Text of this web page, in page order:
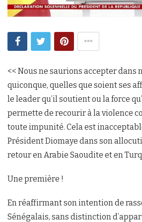
<< Nous ne saurions accepter dans
quiconque, quelles que soient ses
le leader qu’il soutient ou la force
permette de recourir à la violence
toute impunité. Cela est
Président Diomaye dans son
retour en Arabie Saoudite et en
Une première !
En réaffirmant son intention de
Sénégalais, sans distinction